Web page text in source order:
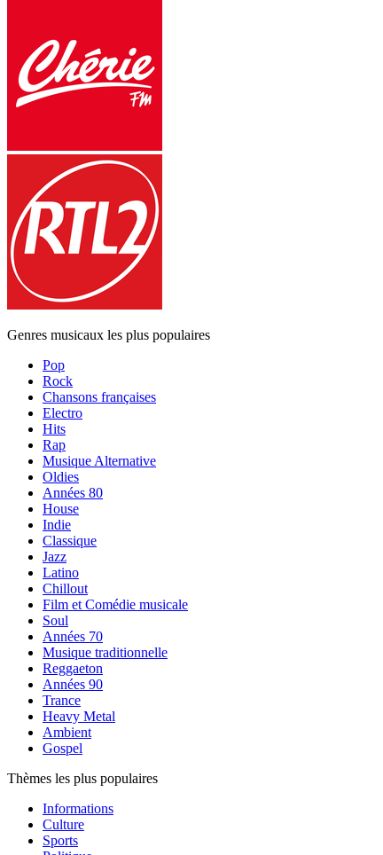
Genres musicaux les plus populaires
Pop
Rock
Chansons françaises
Electro
Hits
Rap
Musique Alternative
Oldies
Années 80
House
Indie
Classique
Jazz
Latino
Chillout
Film et Comédie musicale
Soul
Années 70
Musique traditionnelle
Reggaeton
Années 90
Trance
Heavy Metal
Ambient
Gospel
Thèmes les plus populaires
Informations
Culture
Sports